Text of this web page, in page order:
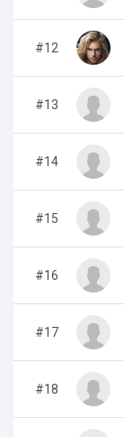
#12
#13
#14
#15
#16
#17
#18